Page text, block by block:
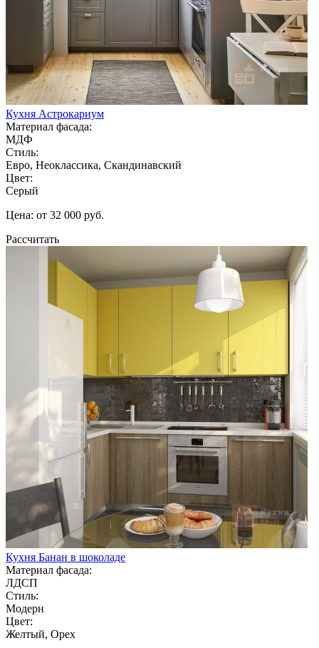
Кухня Астрокариум
Материал фасада:
МДФ
Стиль:
Евро, Неоклассика, Скандинавский
Цвет:
Серый
Цена: от 32 000 руб.
Рассчитать
Кухня Банан в шоколаде
Материал фасада:
ЛДСП
Стиль:
Модерн
Цвет:
Желтый, Орех